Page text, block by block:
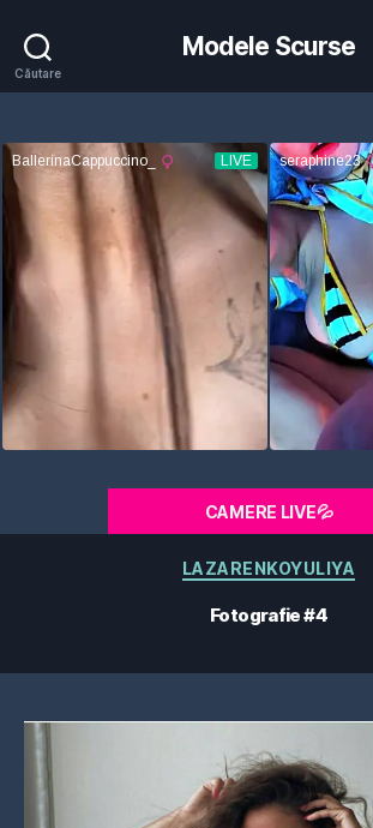
Căutare
Modele Scurse
CAMERE LIVE💦
Categorii
LAZARENKOYULIYA
Fotografie #4